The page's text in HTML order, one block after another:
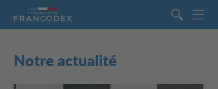
Notre actualité